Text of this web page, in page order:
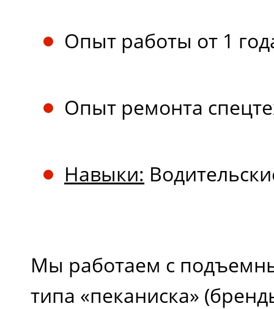
Опыт работы от 1
Опыт ремонта
Навыки:
Мы работаем с
типа «пеканиска»